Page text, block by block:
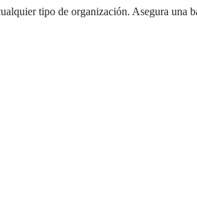
tipo de organización. Asegura una